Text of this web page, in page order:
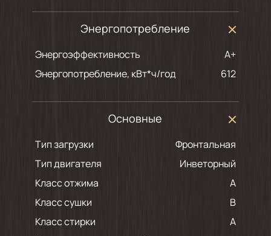
Энергопотребление
Энергоэффективность
A+
Энергопотребление, кВт*ч/год
612
Основные
Тип загрузки
Фронтальная
Тип двигателя
Инветорный
Класс отжима
A
Класс сушки
B
Класс стирки
A